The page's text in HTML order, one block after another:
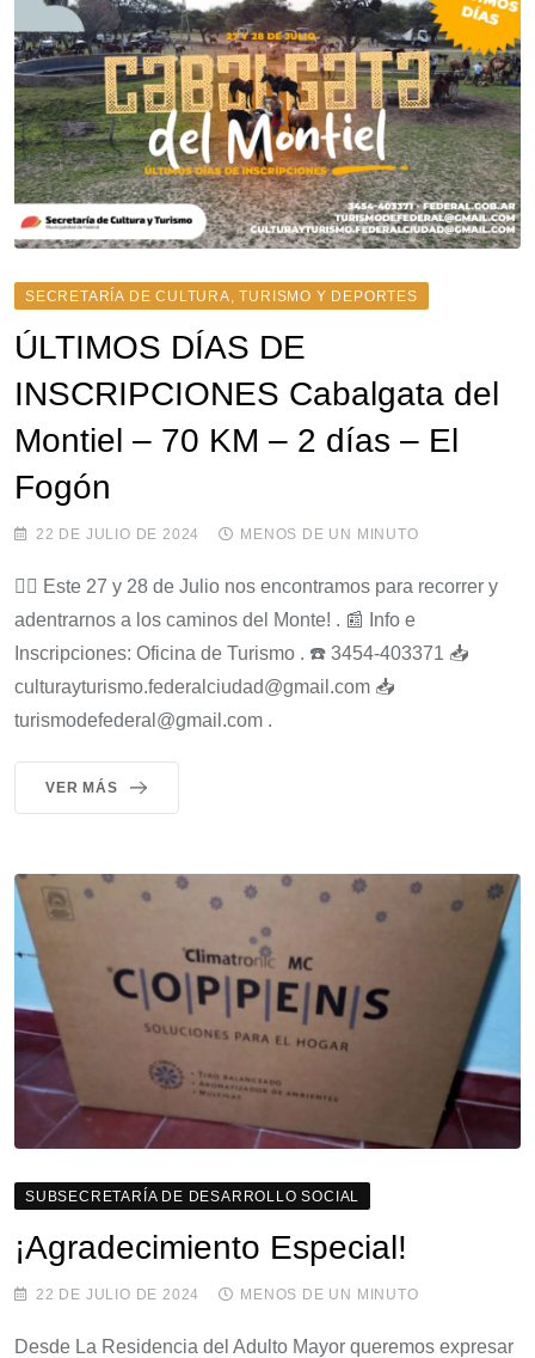
SECRETARÍA DE CULTURA, TURISMO Y DEPORTES
ÚLTIMOS DÍAS DE
INSCRIPCIONES Cabalgata del
Montiel – 70 KM – 2 días – El
Fogón
22 DE JULIO DE 2024 MENOS DE UN MINUTO
👉🏻 Este 27 y 28 de Julio nos encontramos para recorrer y
adentrarnos a los caminos del Monte! . 📰 Info e
Inscripciones: Oficina de Turismo . ☎️ 3454-403371 📥
culturayturismo.federalciudad@gmail.com 📥
turismodefederal@gmail.com .
VER MÁS
SUBSECRETARÍA DE DESARROLLO SOCIAL
¡Agradecimiento Especial!
22 DE JULIO DE 2024 MENOS DE UN MINUTO
Desde La Residencia del Adulto Mayor queremos expresar